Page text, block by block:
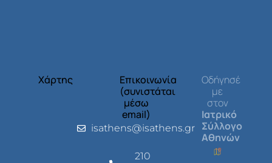
Χάρτης
Επικοινωνία
(συνιστάται
μέσω
email)
isathens@isathens.gr
210
Οδήγησέ
με
στον
Ιατρικό
Σύλλογο
Αθηνών